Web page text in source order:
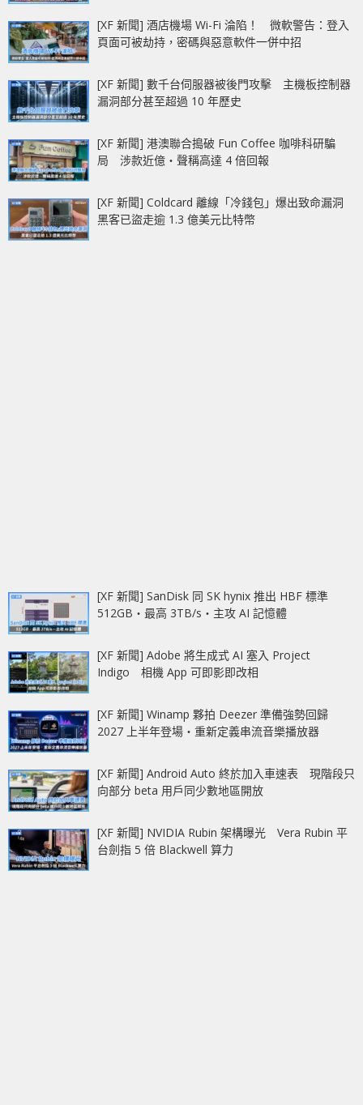
[XF 新聞] 酒店機場 Wi-Fi 淪陷！ 微軟警告：登入
頁面可被劫持，密碼與惡意軟件一併中招
[XF 新聞] 數千台伺服器被後門攻擊 主機板控制器
漏洞部分甚至超過 10 年歷史
[XF 新聞] 港澳聯合搗破 Fun Coffee 咖啡科研騙
局 涉款近億‧聲稱高達 4 倍回報
[XF 新聞] Coldcard 離線「冷錢包」爆出致命漏洞
黑客已盜走逾 1.3 億美元比特幣
[XF 新聞] SanDisk 同 SK hynix 推出 HBF 標準
512GB‧最高 3TB/s‧主攻 AI 記憶體
[XF 新聞] Adobe 將生成式 AI 塞入 Project
Indigo 相機 App 可即影即改相
[XF 新聞] Winamp 夥拍 Deezer 準備強勢回歸
2027 上半年登場‧重新定義串流音樂播放器
[XF 新聞] Android Auto 終於加入車速表 現階段只
向部分 beta 用戶同少數地區開放
[XF 新聞] NVIDIA Rubin 架構曝光 Vera Rubin 平
台劍指 5 倍 Blackwell 算力